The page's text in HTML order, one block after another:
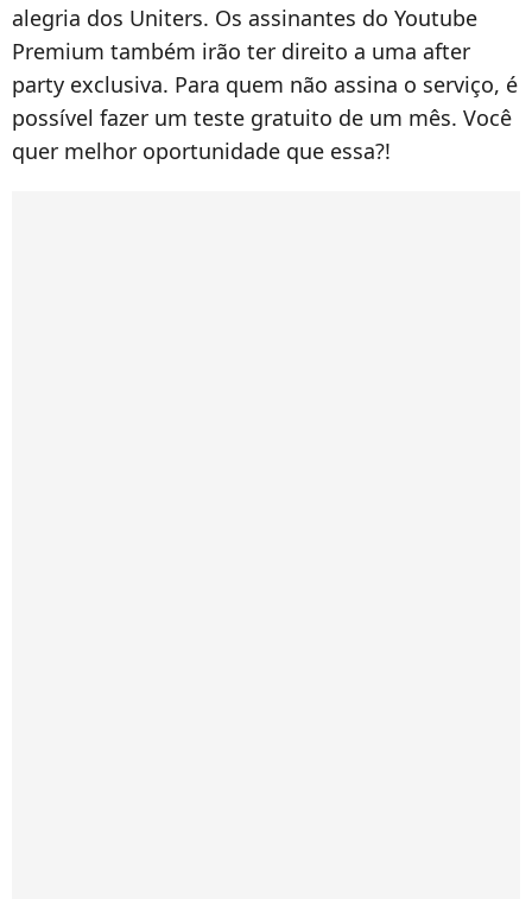
alegria dos Uniters. Os assinantes do Youtube
Premium também irão ter direito a uma after
party exclusiva. Para quem não assina o serviço, é
possível fazer um teste gratuito de um mês. Você
quer melhor oportunidade que essa?!